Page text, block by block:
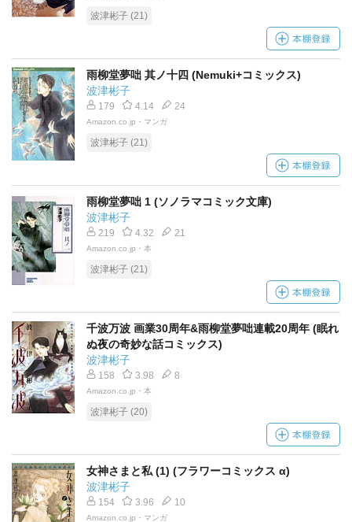
波津彬子 (21)
雨柳堂夢咄 其ノ十四 (Nemuki+コミックス)
波津彬子
179 4.14 24
Amazon.co.jp・マンガ
波津彬子 (21)
雨柳堂夢咄 1 (ソノラマコミック文庫)
波津彬子
219 4.32 21
Amazon.co.jp・本
波津彬子 (21)
千波万波 画業30周年&雨柳堂夢咄連載20周年 (眠れ
ぬ夜の奇妙な話コミックス)
波津彬子
158 3.98 8
Amazon.co.jp・本
波津彬子 (20)
女神さまと私 (1) (フラワーコミックス α)
波津彬子
154 3.96 10
Amazon.co.jp・マンガ